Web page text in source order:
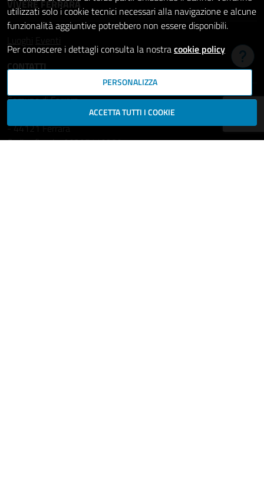
VIVERE FERRARA
Luoghi
Eventi
CONTATTI
Comune di Ferrara
Piazza del Municipio, 2
- 44121 Ferrara
Codice fiscale: 00297110389
utilizzati solo i cookie tecnici necessari alla navigazione e alcune
funzionalità aggiuntive potrebbero non essere disponibili.
Per conoscere i dettagli consulta la nostracookie policy
PERSONALIZZA
ACCETTA TUTTI I COOKIE
Hai